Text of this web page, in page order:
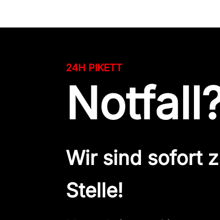
24H PIKETT
Wir sind sofort
Stelle!